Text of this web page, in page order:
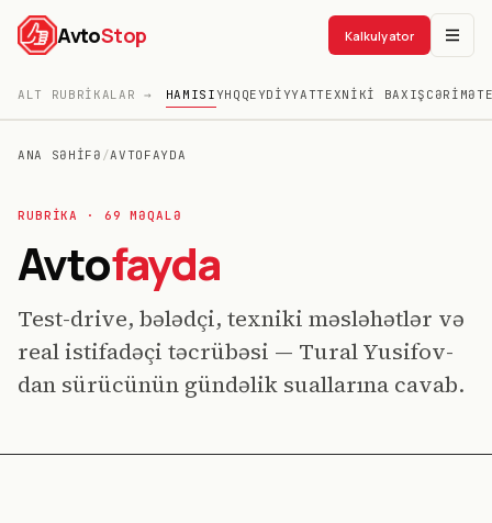
AvtoStop Kalkulyator
ALT RUBRIKALAR → HAMISIYHQ QEYDIYYATTEXNIKI BAXIŞ CƏRIMƏ
ANA SƏHIFƏ /AVTOFAYDA
RUBRIKA · 69 MƏQALƏ
Avtofayda
Test-drive, bələdçi, texniki məsləhətlər və
real istifadəçi təcrübəsi — Tural Yusifov-
dan sürücünün gündəlik suallarına cavab.